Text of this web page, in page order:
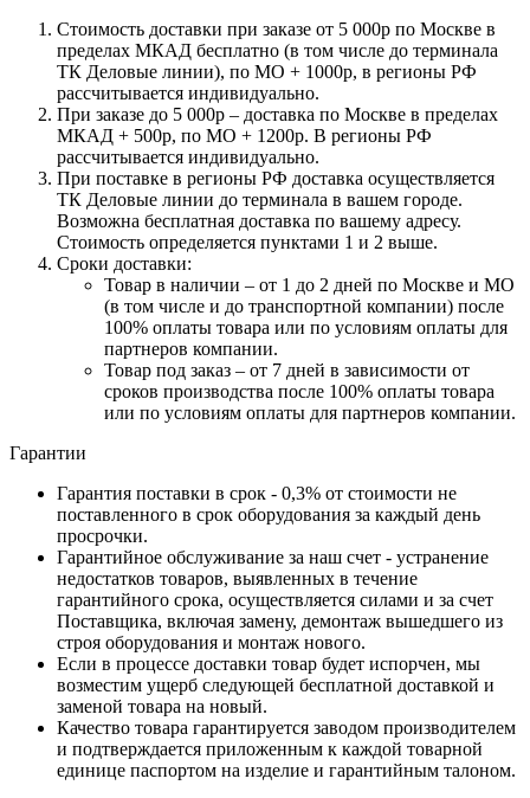
Стоимость доставки при заказе от 5 000р по Москве в
пределах МКАД бесплатно (в том числе до терминала
ТК Деловые линии), по МО + 1000р, в регионы РФ
рассчитывается индивидуально.
При заказе до 5 000р – доставка по Москве в пределах
МКАД + 500р, по МО + 1200р. В регионы РФ
рассчитывается индивидуально.
При поставке в регионы РФ доставка осуществляется
ТК Деловые линии до терминала в вашем городе.
Возможна бесплатная доставка по вашему адресу.
Стоимость определяется пунктами 1 и 2 выше.
Сроки доставки:
Товар в наличии – от 1 до 2 дней по Москве и МО
(в том числе и до транспортной компании) после
100% оплаты товара или по условиям оплаты для
партнеров компании.
Товар под заказ – от 7 дней в зависимости от
сроков производства после 100% оплаты товара
или по условиям оплаты для партнеров компании.
Гарантии
Гарантия поставки в срок - 0,3% от стоимости не
поставленного в срок оборудования за каждый день
просрочки.
Гарантийное обслуживание за наш счет - устранение
недостатков товаров, выявленных в течение
гарантийного срока, осуществляется силами и за счет
Поставщика, включая замену, демонтаж вышедшего из
строя оборудования и монтаж нового.
Если в процессе доставки товар будет испорчен, мы
возместим ущерб следующей бесплатной доставкой и
заменой товара на новый.
Качество товара гарантируется заводом производителем
и подтверждается приложенным к каждой товарной
единице паспортом на изделие и гарантийным талоном.